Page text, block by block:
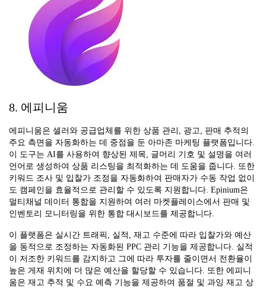
8. 에피니움
에피니움은 셀러와 공급업체를 위한 상품 관리, 광고, 판매 추적의
주요 측면을 자동화하는 데 중점을 둔 아마존 마케팅 플랫폼입니다.
이 도구는 AI를 사용하여 향상된 제목, 글머리 기호 및 설명을 여러
언어로 생성하여 상품 리스팅을 최적화하는 데 도움을 줍니다. 또한
키워드 조사 및 입찰가 조정을 자동화하여 판매자가 수동 작업 없이
도 캠페인을 효율적으로 관리할 수 있도록 지원합니다. Epinium은
멀티채널 데이터 통합을 지원하여 여러 마켓플레이스에서 판매 및
인벤토리 모니터링을 위한 통합 대시보드를 제공합니다.
이 플랫폼은 실시간 트래픽, 실적, 재고 수준에 따라 입찰가와 예산
을 동적으로 조정하는 자동화된 PPC 관리 기능을 제공합니다. 실적
이 저조한 키워드를 감지하고 그에 따라 투자를 줄이면서 전환율이
높은 게재 위치에 더 많은 예산을 할당할 수 있습니다. 또한 에피니
움은 재고 추적 및 수요 예측 기능을 제공하여 품절 및 과잉 재고 상